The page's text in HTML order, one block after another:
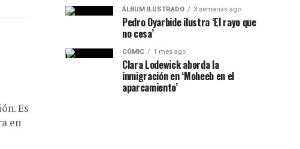
Es
en
ÁLBUM ILUSTRADO 3 semanas ago
Pedro Oyarbide ilustra ‘El rayo que
no cesa’
CÓMIC 1 mes ago
Clara Lodewick aborda la
inmigración en ‘Moheeb en el
aparcamiento’